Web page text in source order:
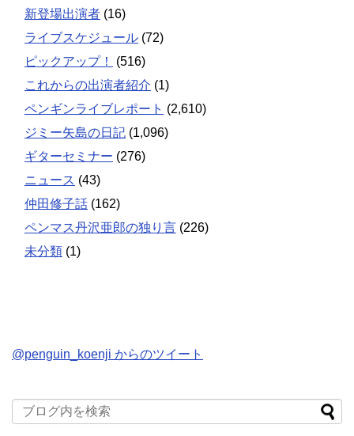
新登場出演者 (16)
ライブスケジュール (72)
ピックアップ！
(516)
これからの出演者紹介 (1)
ペンギンライブレポート (2,610)
ジミー矢島の日記 (1,096)
ギターセミナー (276)
ニュース (43)
仲田修子話 (162)
ペンマス丹沢亜郎の独り言 (226)
未分類 (1)
@penguin_koenji からのツイート